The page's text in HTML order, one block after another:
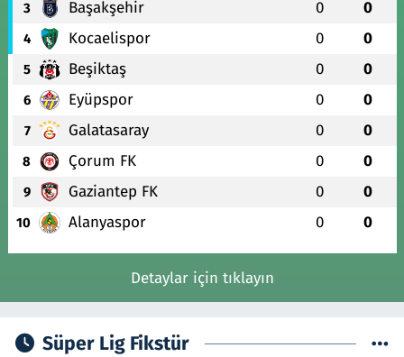
3 Başakşehir 0 0
4 Kocaelispor 0 0
5 Beşiktaş 0 0
6 Eyüpspor 0 0
7 Galatasaray 0 0
8 Çorum FK 0 0
9 Gaziantep FK 0 0
10 Alanyaspor 0 0
Detaylar için tıklayın
Süper Lig Fikstür